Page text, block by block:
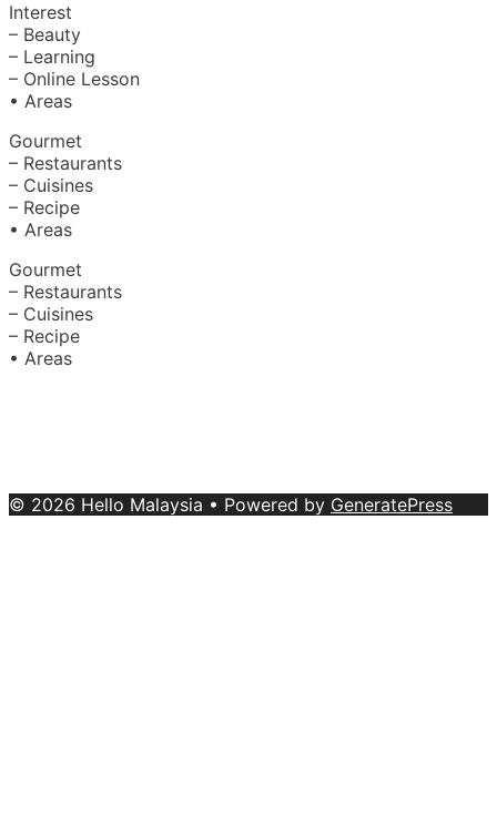
Interest
– Beauty
– Learning
– Online Lesson
• Areas
Gourmet
– Restaurants
– Cuisines
– Recipe
• Areas
Gourmet
– Restaurants
– Cuisines
– Recipe
• Areas
© 2026 Hello Malaysia • Powered by GeneratePress